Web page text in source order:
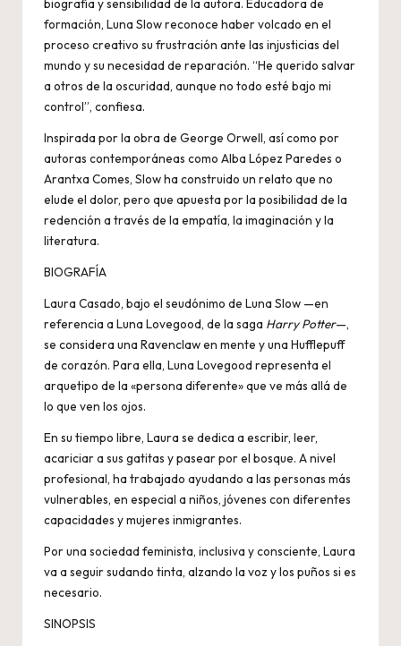
biografía y sensibilidad de la autora. Educadora de
formación, Luna Slow reconoce haber volcado en el
proceso creativo su frustración ante las injusticias del
mundo y su necesidad de reparación. “He querido salvar
a otros de la oscuridad, aunque no todo esté bajo mi
control”, confiesa.
Inspirada por la obra de George Orwell, así como por
autoras contemporáneas como Alba López Paredes o
Arantxa Comes, Slow ha construido un relato que no
elude el dolor, pero que apuesta por la posibilidad de la
redención a través de la empatía, la imaginación y la
literatura.
BIOGRAFÍA
Laura Casado, bajo el seudónimo de Luna Slow —en
referencia a Luna Lovegood, de la saga Harry Potter—,
se considera una Ravenclaw en mente y una Hufflepuff
de corazón. Para ella, Luna Lovegood representa el
arquetipo de la «persona diferente» que ve más allá de
lo que ven los ojos.
En su tiempo libre, Laura se dedica a escribir, leer,
acariciar a sus gatitas y pasear por el bosque. A nivel
profesional, ha trabajado ayudando a las personas más
vulnerables, en especial a niños, jóvenes con diferentes
capacidades y mujeres inmigrantes.
Por una sociedad feminista, inclusiva y consciente, Laura
va a seguir sudando tinta, alzando la voz y los puños si es
necesario.
SINOPSIS